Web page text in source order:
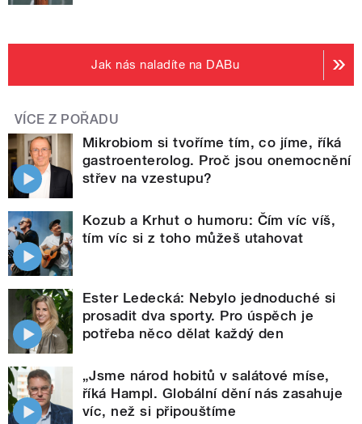
Jak nás naladíte na DABu
VÍCE Z POŘADU
Mikrobiom si tvoříme tím, co jíme, říká
gastroenterolog. Proč jsou onemocnění
střev na vzestupu?
Kozub a Krhut o humoru: Čím víc víš,
tím víc si z toho můžeš utahovat
Ester Ledecká: Nebylo jednoduché si
prosadit dva sporty. Pro úspěch je
potřeba něco dělat každý den
„Jsme národ hobitů v salátové míse,
říká Hampl. Globální dění nás zasahuje
víc, než si připouštíme